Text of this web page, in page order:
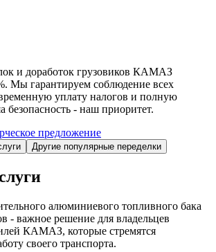
и доработок грузовиков КАМАЗ
. Мы гарантируем соблюдение всех
уплату налогов и полную
безопасность - наш приоритет.
предложение
Другие популярные переделки
алюминиевого топливного бака
- важное решение для владельцев
КАМАЗ, которые стремятся
своего транспорта.